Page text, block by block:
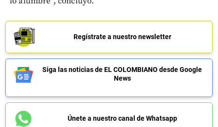
Regístrate a nuestro newsletter
Siga las noticias de EL COLOMBIANO desde Google
News
Únete a nuestro canal de Whatsapp